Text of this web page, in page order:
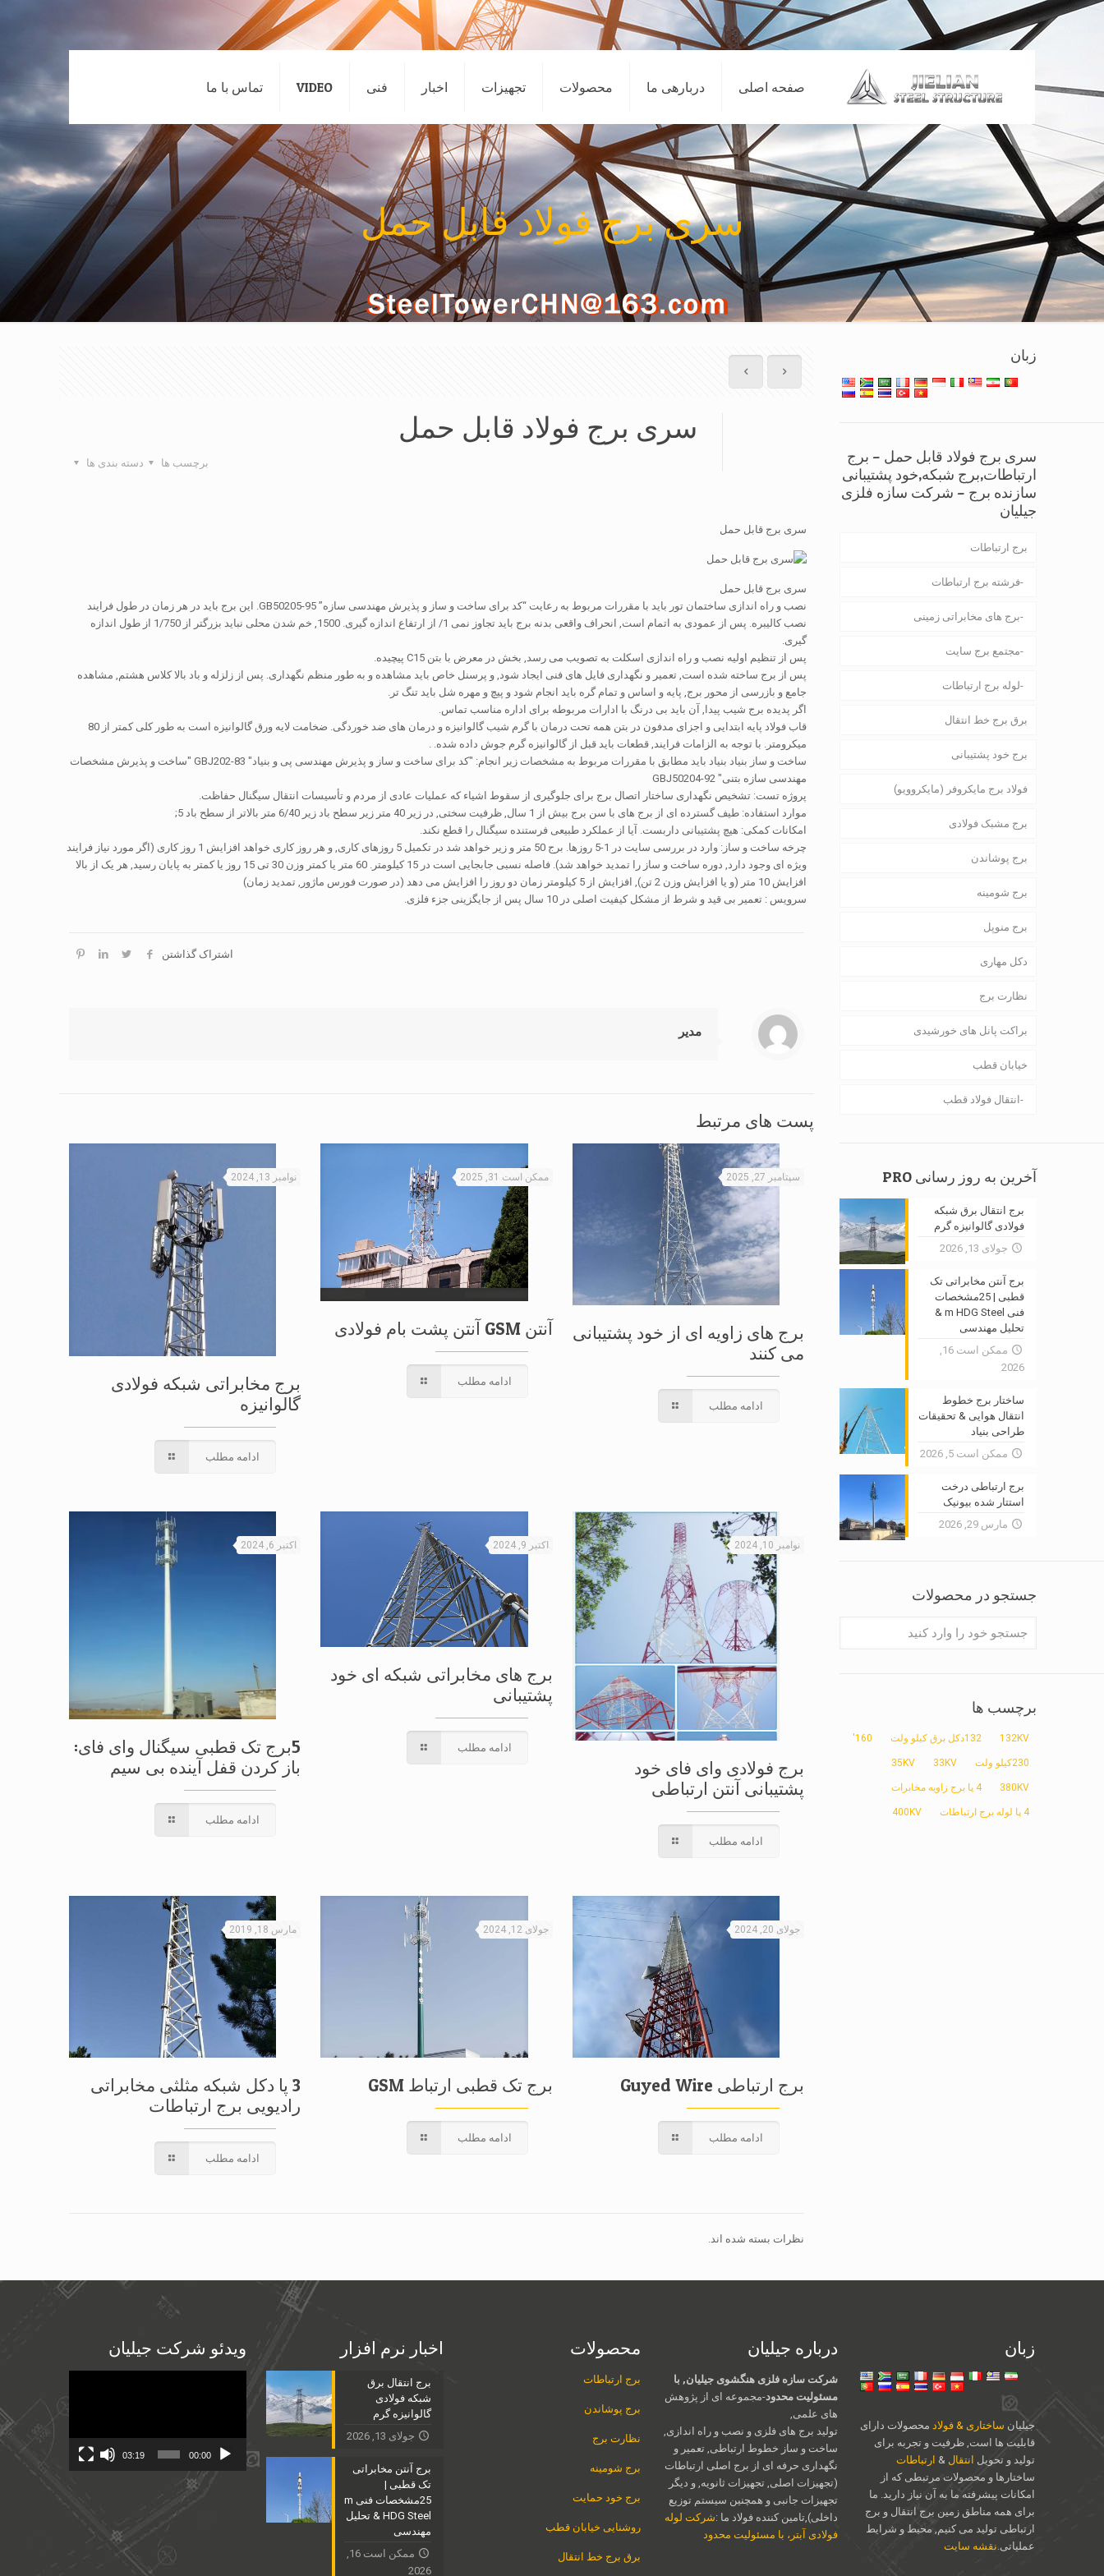
صفحه اصلی دربارهی ما محصولات تجهیزات اخبار فنی VIDEO تماس با ما
سری برج فولاد قابل حمل
سری برج فولاد قابل حمل
دسته بندی ها برچسب ها
سری برج قابل حمل
سری برج قابل حمل
نصب و راه اندازی ساختمان تور باید با مقررات مربوط به رعایت “کد برای ساخت و ساز و پذیرش مهندسی سازه” GB50205-95. این برج باید در هر زمان در طول فرایند
نصب کالیبره. پس از عمودی به اتمام است, انحراف واقعی بدنه برج باید تجاوز نمی 1/ از ارتفاع اندازه گیری. 1500, خم شدن محلی نباید بزرگتر از 1/750 از طول اندازه
گیری.
پس از تنظیم اولیه نصب و راه اندازی اسکلت به تصویب می رسد, بخش در معرض با بتن C15 پیچیده.
پس از برج ساخته شده است, تعمیر و نگهداری فایل های فنی ایجاد شود, و پرسنل خاص باید مشاهده و به طور منظم نگهداری. پس از زلزله و باد بالا کلاس هشتم, مشاهده
جامع و بازرسی از محور برج, پایه و اساس و تمام گره باید انجام شود و پیچ و مهره شل باید تنگ تر.
اگر پدیده برج شیب پیدا, آن باید بی درنگ با ادارات مربوطه برای اداره مناسب تماس.
قاب فولاد پایه ابتدایی و اجزای مدفون در بتن همه تحت درمان با گرم شیب گالوانیزه و درمان های ضد خوردگی. ضخامت لایه ورق گالوانیزه است به طور کلی کمتر از 80
میکرومتر. با توجه به الزامات فرایند, قطعات باید قبل از گالوانیزه گرم جوش داده شده. .
ساخت و ساز بنیاد بنیاد باید مطابق با مقررات مربوط به مشخصات زیر انجام: "کد برای ساخت و ساز و پذیرش مهندسی پی و بنیاد" GBJ202-83 "ساخت و پذیرش مشخصات
مهندسی سازه بتنی" GBJ50204-92
پروژه تست: تشخیص نگهداری ساختار اتصال برج برای جلوگیری از سقوط اشیاء که عملیات عادی از مردم و تأسیسات انتقال سیگنال حفاظت.
موارد استفاده: طیف گسترده ای از برج های با سن برج بیش از 1 سال, ظرفیت سختی, در زیر 40 متر زیر سطح باد زیر 6/40 متر بالاتر از سطح باد 5;
امکانات کمکی: هیچ پشتیبانی داربست. آیا از عملکرد طبیعی فرستنده سیگنال را قطع نکند.
چرخه ساخت و ساز: وارد در بررسی سایت در 1-5 روزها. برج 50 متر و زیر خواهد شد در تکمیل 5 روزهای کاری, و هر روز کاری خواهد افزایش 1 روز کاری (اگر مورد نیاز فرایند
ویژه ای وجود دارد, دوره ساخت و ساز را تمدید خواهد شد). فاصله نسبی جابجایی است در 15 کیلومتر. 60 متر یا کمتر وزن 30 تی 15 روز یا کمتر به پایان رسید, هر یک از بالا
افزایش 10 متر (و یا افزایش وزن 2 تن), افزایش از 5 کیلومتر زمان دو روز را افزایش می دهد (در صورت فورس ماژور, تمدید زمان)
سرویس : تعمیر بی قید و شرط از مشکل کیفیت اصلی در 10 سال پس از جایگزینی جزء فلزی.
اشتراک گذاشتن
مدیر
پست های مرتبط
سپتامبر 27, 2025
برج های زاویه ای از خود پشتیبانی
می کنند
ادامه مطلب
ممکن است 31, 2025
آنتن GSM آنتن پشت بام فولادی
ادامه مطلب
نوامبر 13, 2024
برج مخابراتی شبکه فولادی
گالوانیزه
ادامه مطلب
نوامبر 10, 2024
برج فولادی وای فای خود
پشتیبانی آنتن ارتباطی
ادامه مطلب
اکتبر 9, 2024
برج های مخابراتی شبکه ای خود
پشتیبانی
ادامه مطلب
اکتبر 6, 2024
5برج تک قطبی سیگنال وای فای:
باز کردن قفل آینده بی سیم
ادامه مطلب
جولای 20, 2024
برج ارتباطی Guyed Wire
ادامه مطلب
جولای 12, 2024
برج تک قطبی ارتباط GSM
ادامه مطلب
مارس 18, 2019
3 پا دکل شبکه مثلثی مخابراتی
رادیویی برج ارتباطات
ادامه مطلب
نظرات بسته شده اند.
زبان
سری برج فولاد قابل حمل – برج
ارتباطات,برج شبکه,خود پشتیبانی
سازنده برج – شرکت سازه فلزی
جیلیان
برج ارتباطات
فرشته برج ارتباطات
برج های مخابراتی زمینی
مجتمع برج سایت
لوله برج ارتباطات
برق برج خط انتقال
برج خود پشتیبانی
فولاد برج مایکروفر (مایکروویو)
برج مشبک فولادی
برج پوشاندن
برج شومینه
برج منوپل
دکل مهاری
نظارت برج
براکت پانل های خورشیدی
خیابان قطب
انتقال فولاد قطب
آخرین به روز رسانی PRO
برج انتقال برق شبکه
فولادی گالوانیزه گرم
جولای 13, 2026
برج آنتن مخابراتی تک
قطبی | 25مشخصات
فنی m HDG Steel &
تحلیل مهندسی
ممکن است 16,
2026
ساختار برج خطوط
انتقال هوایی & تحقیقات
طراحی بنیاد
ممکن است 5, 2026
برج ارتباطی درخت
استتار شده بیونیک
مارس 29, 2026
جستجو در محصولات
برچسب ها
132KV 132دکل برق کیلو ولت 160'
230کیلو ولت 33KV
35KV
380KV 4 پا برج زاویه مخابرات
4 پا لوله برج ارتباطات 400KV
زبان
جیلیان ساختاری & فولاد محصولات دارای
قابلیت ها است, ظرفیت و تجربه برای
تولید و تحویل انتقال & ارتباطات
ساختارها و محصولات مرتبطی که از
امکانات پیشرفته ما به آن نیاز دارید. ما
برای همه مناطق زمین برج انتقال و برج
ارتباطی تولید می کنیم, محیط و شرایط
عملیاتی.نقشه سایت
درباره جیلیان
شرکت سازه فلزی هنگشوی جیلیان, با
مسئولیت محدود-مجموعه ای از پژوهش
های علمی,
تولید برج های فلزی و نصب و راه اندازی,
ساخت و ساز خطوط ارتباطی, تعمیر و
نگهداری حرفه ای از برج اصلی ارتباطات
(تجهیزات اصلی, تجهیزات ثانویه, و دیگر
تجهیزات جانبی و همچنین سیستم توزیع
داخلی),تامین کننده فولاد ما :شرکت لوله
فولادی آبتر، با مسئولیت محدود
محصولات
برج ارتباطات
برج پوشاندن
نظارت برج
برج شومینه
برج خود حمایت
روشنایی خیابان قطب
برق برج خط انتقال
اخبار نرم افزار
برج انتقال برق
شبکه فولادی
گالوانیزه گرم
جولای 13, 2026
برج آنتن مخابراتی
تک قطبی |
25مشخصات فنی m
HDG Steel & تحلیل
مهندسی
ممکن است 16,
2026
ویدئو شرکت جیلیان
00:00
03:19